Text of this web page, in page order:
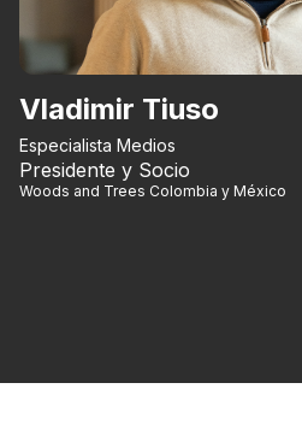
Vladimir Tiuso
Especialista Medios
Presidente y Socio
Woods and Trees Colombia y México